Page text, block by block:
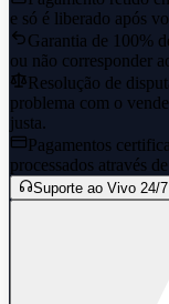
e só é liberado após
Garantia de 100%
ou não corresponder
Resolução de
problema com o
justa.
Pagamentos
processados através
Suporte ao Vivo 24/7